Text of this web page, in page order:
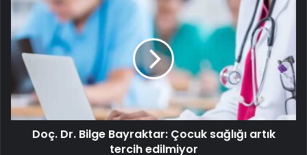
Doç. Dr. Bilge Bayraktar: Çocuk sağlığı artık
tercih edilmiyor